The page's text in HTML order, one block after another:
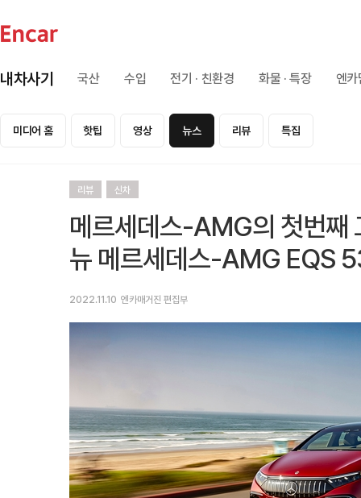
내차사기 국산 수입 전기 · 친환경 화물 · 특장 엔
미디어 홈 핫팁 영상 뉴스 리뷰 특집
리뷰 신차
메르세데스-AMG의 첫번째
뉴 메르세데스-AMG EQS
2022.11.10 엔카매거진 편집부